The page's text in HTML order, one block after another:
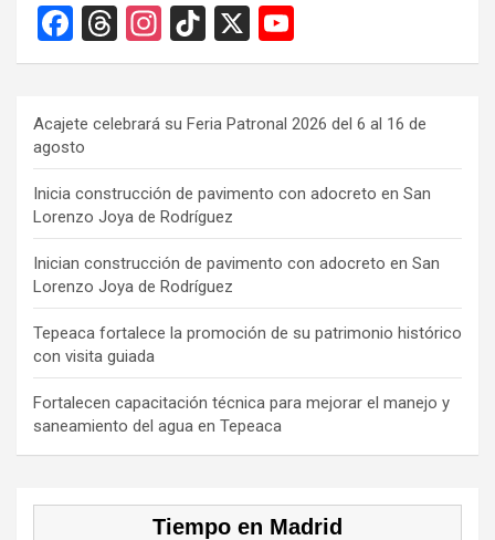
F
a
b
o
o
k
T
hr
a
d
s
In
st
gr
a
m
Ti
k
o
k
X
o
T
u
b
e
C
h
a
n
n
el
Acajete celebrará su Feria Patronal 2026 del 6 al 16 de
agosto
Inicia construcción de pavimento con adocreto en San
Lorenzo Joya de Rodríguez
Inician construcción de pavimento con adocreto en San
Lorenzo Joya de Rodríguez
Tepeaca fortalece la promoción de su patrimonio histórico
con visita guiada
Fortalecen capacitación técnica para mejorar el manejo y
saneamiento del agua en Tepeaca
Tiempo en Madrid